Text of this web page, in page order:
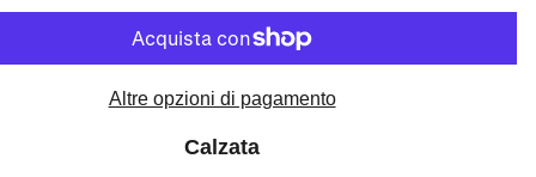
Altre opzioni di pagamento
Calzata